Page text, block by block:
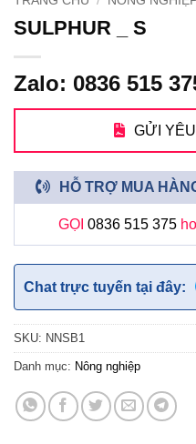
SULPHUR _ S
Zalo: 0836 515
GỬI
HỖ TRỢ MUA
GỌI 0836 515 375
Chat trực tuyến tại đây:
SKU: NNSB1
Danh mục: Nông nghiệp